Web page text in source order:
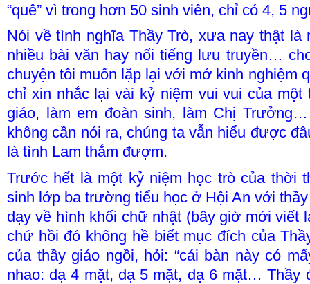
“quê” vì trong hơn 50 sinh viên, chỉ có 4, 5
Nói về tình nghĩa Thầy Trò, xưa nay thật là
nhiều bài văn hay nổi tiếng lưu truyền…
chuyện tôi muốn lặp lại với mớ kinh nghiệm
chỉ xin nhắc lại vài kỷ niệm vui vui của
giáo, làm em đoàn sinh, làm Chị
không cần nói ra, chúng ta vẫn hiểu được
là tình Lam thắm đượm.
Trước hết là một kỷ niệm học trò của thời
sinh lớp ba trường tiểu học ở Hội An với
dạy về hình khối chữ nhật (bây giờ mới viết
chứ hồi đó không hề biết mục đích của
của thầy giáo ngồi, hỏi: “cái bàn này có
nhao: dạ 4 mặt, dạ 5 mặt, dạ 6 mặt… Thầy